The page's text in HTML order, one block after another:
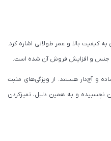
کیفیت بالا و عمر طولانی اشاره کرد.
جنس و افزایش فروش آن شده است.
و آج‌دار هستند. از ویژگی‌های مثبت
و به همین دلیل، تمیزکردن